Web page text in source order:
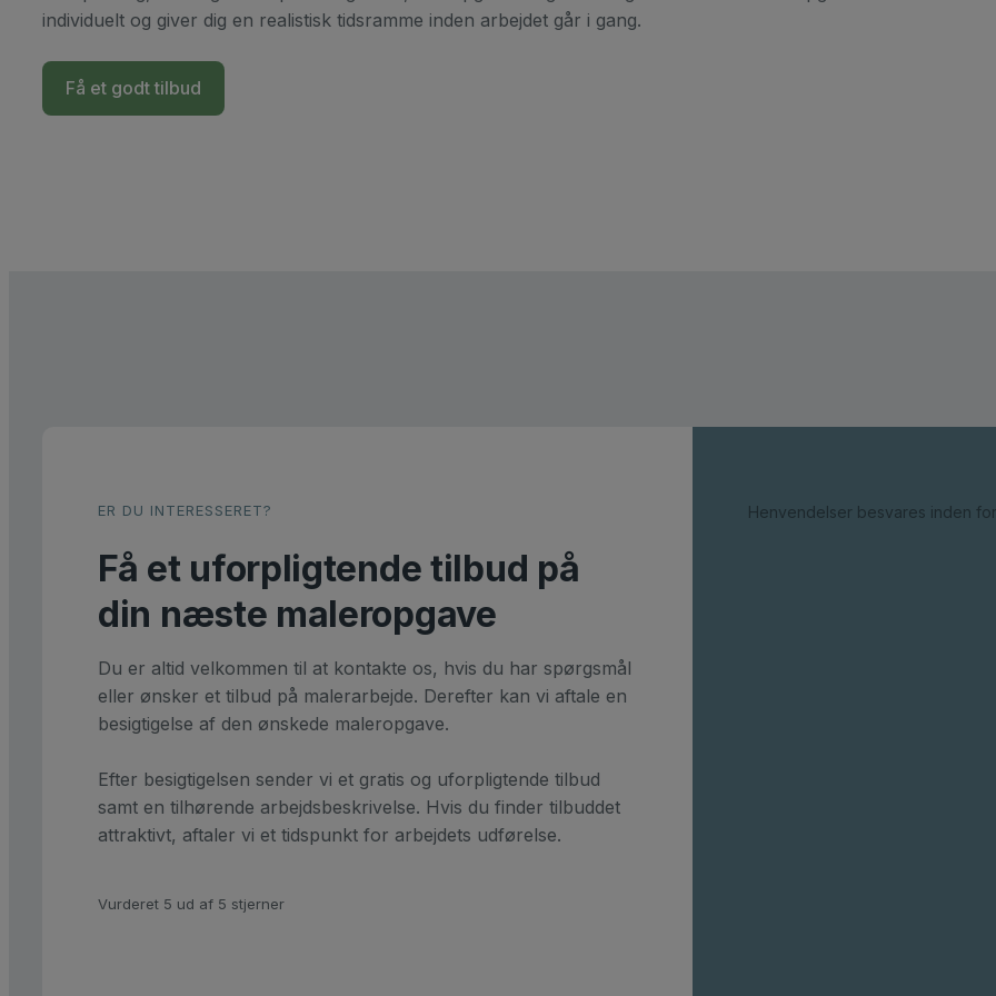
individuelt og giver dig en realistisk tidsramme inden arbejdet går i gang.
Få et godt tilbud
ER DU INTERESSERET?
Få et uforpligtende tilbud på
din næste maleropgave
Du er altid velkommen til at kontakte os, hvis du har spørgsmål
eller ønsker et tilbud på malerarbejde. Derefter kan vi aftale en
besigtigelse af den ønskede maleropgave.
Efter besigtigelsen sender vi et gratis og uforpligtende tilbud
samt en tilhørende arbejdsbeskrivelse. Hvis du finder tilbuddet
attraktivt, aftaler vi et tidspunkt for arbejdets udførelse.
Vurderet 5 ud af 5 stjerner
Henvendelser besvares inden